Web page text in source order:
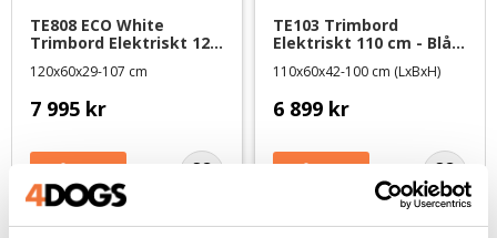
TE808 ECO White
Trimbord Elektriskt 120
120x60x29-107 cm
7 995 kr
TE103 Trimbord
Elektriskt 110 cm - Blå
110x60x42-100 cm (LxBxH)
6 899 kr